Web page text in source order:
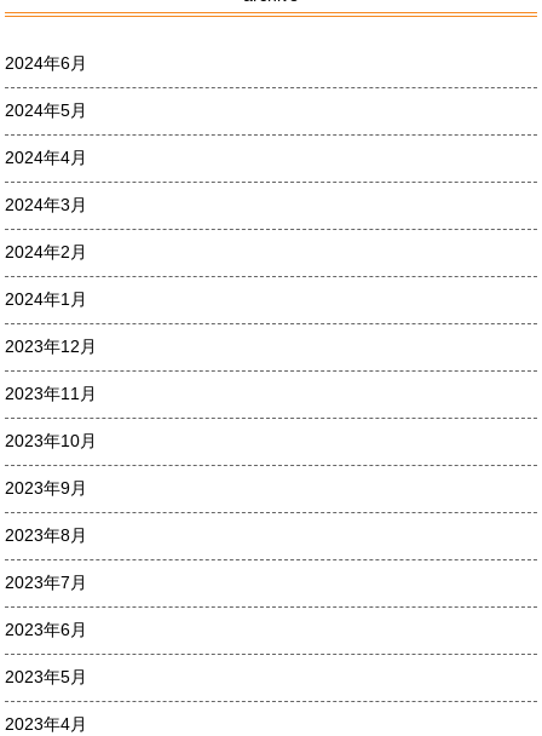
2024年6月
2024年5月
2024年4月
2024年3月
2024年2月
2024年1月
2023年12月
2023年11月
2023年10月
2023年9月
2023年8月
2023年7月
2023年6月
2023年5月
2023年4月